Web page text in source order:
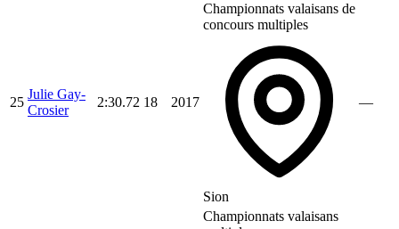
25
Julie Gay-
Crosier
2:30.72 18 2017
Championnats valaisans de
concours multiples
Sion
—
Championnats valaisans